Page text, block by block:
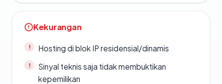
Kekurangan
Hosting di blok IP residensial/dinamis
Sinyal teknis saja tidak membuktikan
kepemilikan